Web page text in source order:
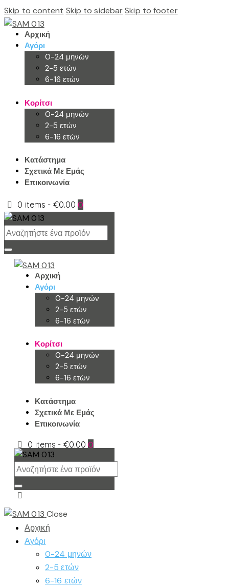
Skip to content Skip to sidebar Skip to footer
Αρχική
Αγόρι
0-24 μηνών
2-5 ετών
6-16 ετών
Κορίτσι
0-24 μηνών
2-5 ετών
6-16 ετών
Κατάστημα
Σχετικά Με Εμάς
Επικοινωνία
0 items - €0.00 0
Αρχική
Αγόρι
0-24 μηνών
2-5 ετών
6-16 ετών
Κορίτσι
0-24 μηνών
2-5 ετών
6-16 ετών
Κατάστημα
Σχετικά Με Εμάς
Επικοινωνία
0 items - €0.00 0
Close
Αρχική
Αγόρι
0-24 μηνών
2-5 ετών
6-16 ετών